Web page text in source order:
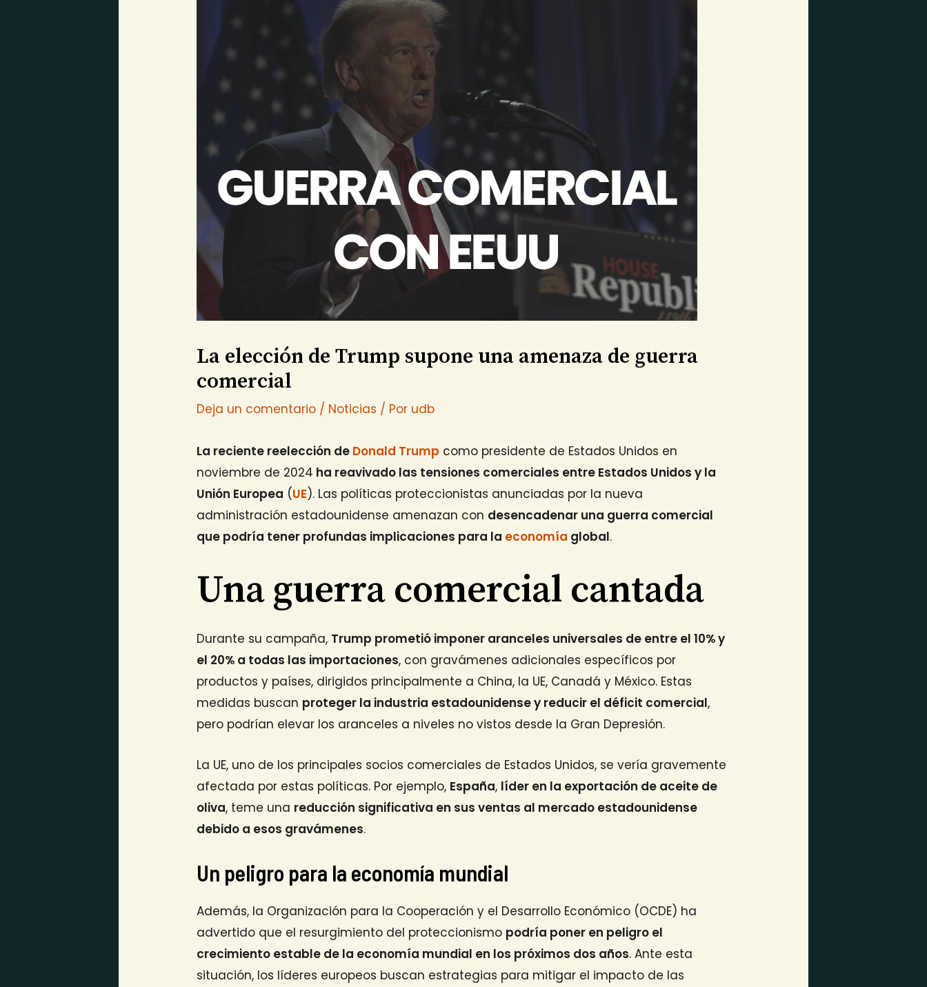
La elección de Trump supone una amenaza de guerra
comercial
Deja un comentario / Noticias / Por udb
La reciente reelección de Donald Trump como presidente de Estados Unidos en
noviembre de 2024 ha reavivado las tensiones comerciales entre Estados Unidos y la
Unión Europea (UE). Las políticas proteccionistas anunciadas por la nueva
administración estadounidense amenazan con desencadenar una guerra comercial
que podría tener profundas implicaciones para la economía global.
Una guerra comercial cantada
Durante su campaña, Trump prometió imponer aranceles universales de entre el 10% y
el 20% a todas las importaciones, con gravámenes adicionales específicos por
productos y países, dirigidos principalmente a China, la UE, Canadá y México. Estas
medidas buscan proteger la industria estadounidense y reducir el déficit comercial,
pero podrían elevar los aranceles a niveles no vistos desde la Gran Depresión.
La UE, uno de los principales socios comerciales de Estados Unidos, se vería gravemente
afectada por estas políticas. Por ejemplo, España, líder en la exportación de aceite de
oliva, teme una reducción significativa en sus ventas al mercado estadounidense
debido a esos gravámenes.
Un peligro para la economía mundial
Además, la Organización para la Cooperación y el Desarrollo Económico (OCDE) ha
advertido que el resurgimiento del proteccionismo podría poner en peligro el
crecimiento estable de la economía mundial en los próximos dos años. Ante esta
situación, los líderes europeos buscan estrategias para mitigar el impacto de las